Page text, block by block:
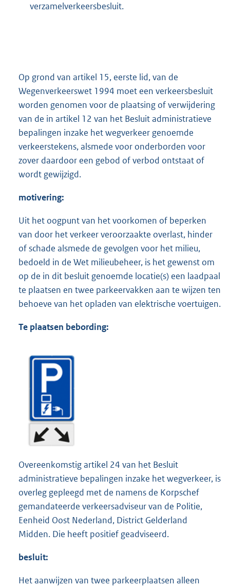
verzamelverkeersbesluit.
Op grond van artikel 15, eerste lid, van de
Wegenverkeerswet 1994 moet een verkeersbesluit
worden genomen voor de plaatsing of verwijdering
van de in artikel 12 van het Besluit administratieve
bepalingen inzake het wegverkeer genoemde
verkeerstekens, alsmede voor onderborden voor
zover daardoor een gebod of verbod ontstaat of
wordt gewijzigd.
motivering:
Uit het oogpunt van het voorkomen of beperken
van door het verkeer veroorzaakte overlast, hinder
of schade alsmede de gevolgen voor het milieu,
bedoeld in de Wet milieubeheer, is het gewenst om
op de in dit besluit genoemde locatie(s) een laadpaal
te plaatsen en twee parkeervakken aan te wijzen ten
behoeve van het opladen van elektrische voertuigen.
Te plaatsen bebording:
Overeenkomstig artikel 24 van het Besluit
administratieve bepalingen inzake het wegverkeer, is
overleg gepleegd met de namens de Korpschef
gemandateerde verkeersadviseur van de Politie,
Eenheid Oost Nederland, District Gelderland
Midden. Die heeft positief geadviseerd.
besluit:
Het aanwijzen van twee parkeerplaatsen alleen